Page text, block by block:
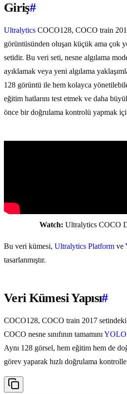
Giriş#
Ultralytics COCO128, COCO train
görüntüsünden oluşan küçük ama çok
setidir. Bu veri seti, nesne algılama
ayıklamak veya yeni algılama
128 görüntü ile hem kolayca
eğitim hatlarını test etmek ve daha
önce bir doğrulama kontrolü yapmak
Watch: Ultralytics COCO
Bu veri kümesi, Ultralytics Platform ve
tasarlanmıştır.
Veri Kümesi Yapısı#
COCO128, COCO train 2017
COCO nesne sınıfının tamamını YOLO
Aynı 128 görsel, hem eğitim hem de
görev yaparak hızlı doğrulama